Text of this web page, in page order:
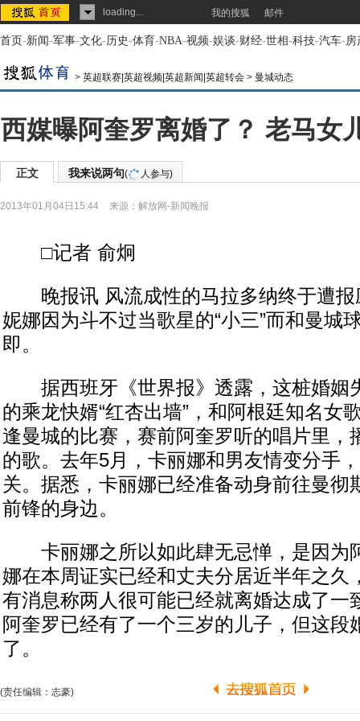
loading... 我的搜狐 邮件
首页-新闻-军事-文化-历史-体育-NBA-视频-娱谈-财经-世相-科技-汽车-房
> 英超联赛|英超视频|英超新闻|英超转会 > 曼城动态
西媒曝阿奎罗离婚了？ 老马女
正文 我来说两句( 人参与)
2013年01月04日15:44 来源： 解放网-新闻晚报
□记者 俞炯
晚报讯 风流成性的马拉多纳终于遭报
妮娜因为斗不过当歌星的“小三”而和曼城
即。
据西班牙《世界报》透露，这桩婚姻
的乘龙快婿“红杏出墙”，和阿根廷知名女
逢曼城的比赛，赛前阿奎罗听的唱片里，
的歌。去年5月，卡丽娜和男友情变分手
关。据悉，卡丽娜已经准备动身前往曼彻
前锋的身边。
卡丽娜之所以如此肆无忌惮，是因为
娜在本周证实已经和丈夫分居近半年之久
有消息称两人很可能已经就离婚达成了一
阿奎罗已经有了一个三岁的儿子，但这段
了。
(责任编辑：志豪)